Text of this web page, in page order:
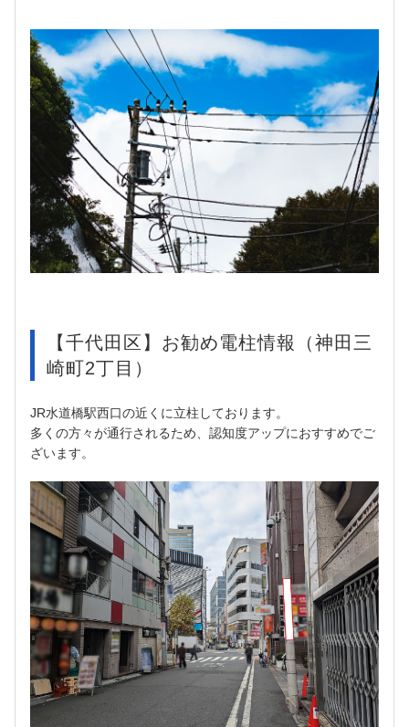
【千代田区】お勧め電柱情報（神田三
崎町2丁目）
JR水道橋駅西口の近くに立柱しております。
多くの方々が通行されるため、認知度アップにおすすめでご
ざいます。